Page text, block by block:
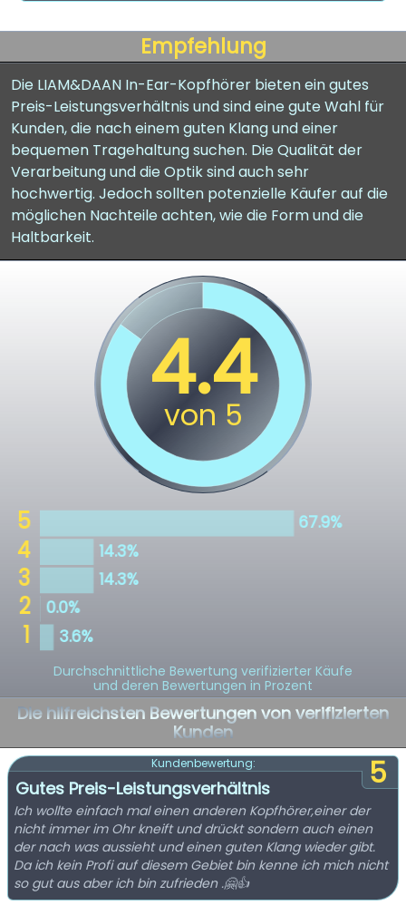
Empfehlung
Die LIAM&DAAN In-Ear-Kopfhörer bieten ein gutes
Preis-Leistungsverhältnis und sind eine gute Wahl für
Kunden, die nach einem guten Klang und einer
bequemen Tragehaltung suchen. Die Qualität der
Verarbeitung und die Optik sind auch sehr
hochwertig. Jedoch sollten potenzielle Käufer auf die
möglichen Nachteile achten, wie die Form und die
Haltbarkeit.
Durchschnittliche Bewertung verifizierter Käufe
und deren Bewertungen in Prozent
Die hilfreichsten Bewertungen von verifizierten
Kunden
5
Kundenbewertung:
Gutes Preis-Leistungsverhältnis
Ich wollte einfach mal einen anderen Kopfhörer,einer der
nicht immer im Ohr kneift und drückt sondern auch einen
der nach was aussieht und einen guten Klang wieder gibt.
Da ich kein Profi auf diesem Gebiet bin kenne ich mich nicht
so gut aus aber ich bin zufrieden .🤗👍